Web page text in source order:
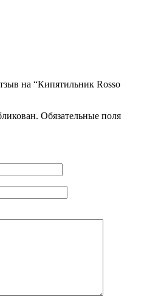
на “Кипятильник Rosso
Обязательные поля